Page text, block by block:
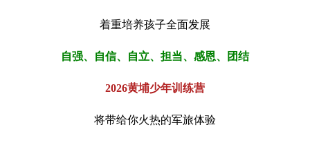
着重培养孩子全面发展
自强、自信、自立、担当、感恩、团结
2026黄埔少年训练营
将带给你火热的军旅体验